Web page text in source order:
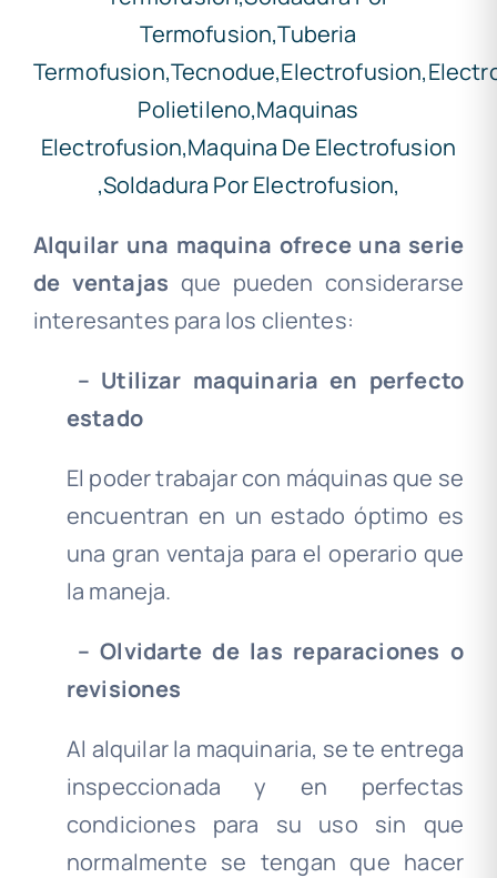
Alquilar una maquina ofrece una serie
de ventajas que pueden considerarse
interesantes para los clientes:
– Utilizar maquinaria en perfecto
estado
El poder trabajar con máquinas que se
encuentran en un estado óptimo es
una gran ventaja para el operario que
la maneja.
–Olvidarte de las reparaciones o
revisiones
Al alquilar la maquinaria, se te entrega
inspeccionada y en perfectas
condiciones para su uso sin que
normalmente se tengan que hacer